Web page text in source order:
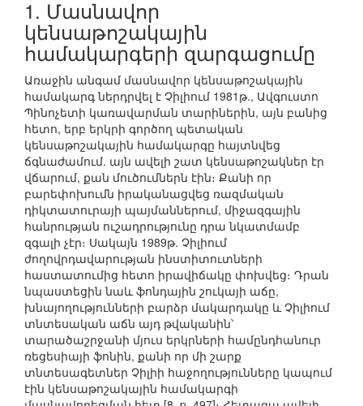
1. Մասնավոր
կենսաթոշակային
համակարգերի զարգացումը
Առաջին անգամ մասնավոր կենսաթոշակային
համակարգ ներդրվել է Չիլիում 1981թ., Ավգուստո
Պինոչետի կառավարման տարիներին, այն բանից
հետո, երբ երկրի գործող պետական
կենսաթոշակային համակարգը հայտնվեց
ճգնաժամում. այն ավելի շատ կենսաթոշակներ էր
վճարում, քան մուծումներն էին։ Քանի որ
բարեփոխումն իրականացվեց ռազմական
դիկտատուրայի պայմաններում, միջազգային
հանրության ուշադրությունը դրա նկատմամբ
զգալի չէր։ Սակայն 1989թ. Չիլիում
ժողովրդավարության ինստիտուտների
հաստատումից հետո իրավիճակը փոխվեց։ Դրան
նպաստեցին նաև ֆոնդային շուկայի աճը,
խնայողությունների բարձր մակարդակը և Չիլիում
տնտեսական աճն այդ թվականին՝
տարածաշրջանի մյուս երկրների համընդհանուր
ռեցեսիայի ֆոնին, քանի որ մի շարք
տնտեսագետներ Չիլիի հաջողությունները կապում
էին կենսաթոշակային համակարգի